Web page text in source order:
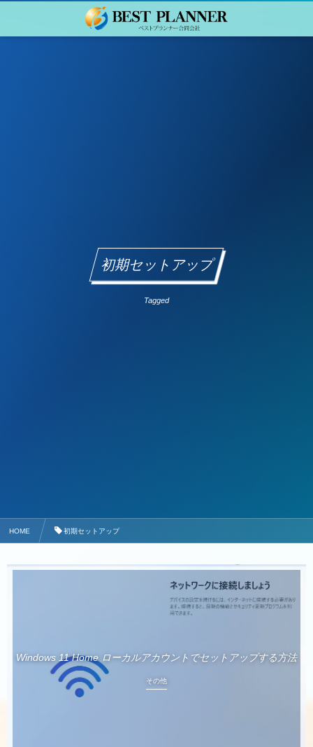
初期セットアップ
Tagged
HOME 初期セットアップ
Windows 11 Home ローカルアカウントでセットアップする方法
その他